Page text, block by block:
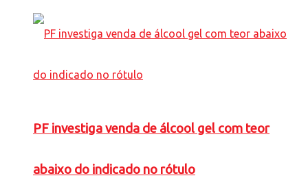
PF investiga venda de álcool gel com teor
abaixo do indicado no rótulo